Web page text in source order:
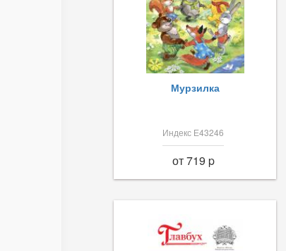
Мурзилка
Индекс Е43246
от 719 p